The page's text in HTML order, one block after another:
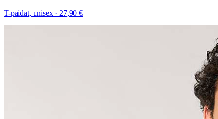
T-paidat, unisex · 27,90 €